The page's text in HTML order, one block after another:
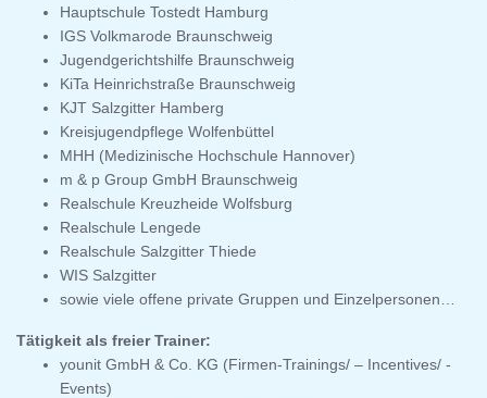
Hauptschule Tostedt Hamburg
IGS Volkmarode Braunschweig
Jugendgerichtshilfe Braunschweig
KiTa Heinrichstraße Braunschweig
KJT Salzgitter Hamberg
Kreisjugendpflege Wolfenbüttel
MHH (Medizinische Hochschule Hannover)
m & p Group GmbH Braunschweig
Realschule Kreuzheide Wolfsburg
Realschule Lengede
Realschule Salzgitter Thiede
WIS Salzgitter
sowie viele offene private Gruppen und Einzelpersonen…
Tätigkeit als freier Trainer:
younit GmbH & Co. KG (Firmen-Trainings/ – Incentives/ -
Events)